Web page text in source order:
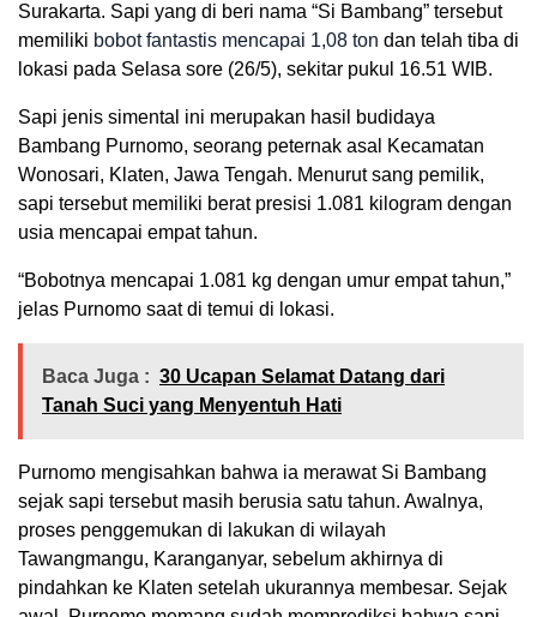
Surakarta. Sapi yang di beri nama “Si Bambang” tersebut
memiliki bobot fantastis mencapai 1,08 ton dan telah tiba di
lokasi pada Selasa sore (26/5), sekitar pukul 16.51 WIB.
Sapi jenis simental ini merupakan hasil budidaya
Bambang Purnomo, seorang peternak asal Kecamatan
Wonosari, Klaten, Jawa Tengah. Menurut sang pemilik,
sapi tersebut memiliki berat presisi 1.081 kilogram dengan
usia mencapai empat tahun.
“Bobotnya mencapai 1.081 kg dengan umur empat tahun,”
jelas Purnomo saat di temui di lokasi.
Baca Juga : 30 Ucapan Selamat Datang dari
Tanah Suci yang Menyentuh Hati
Purnomo mengisahkan bahwa ia merawat Si Bambang
sejak sapi tersebut masih berusia satu tahun. Awalnya,
proses penggemukan di lakukan di wilayah
Tawangmangu, Karanganyar, sebelum akhirnya di
pindahkan ke Klaten setelah ukurannya membesar. Sejak